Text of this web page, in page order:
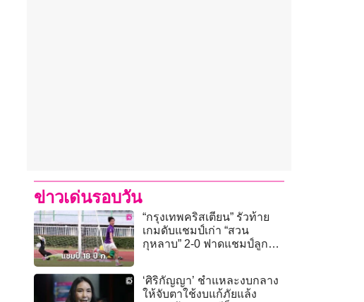
ข่าวเด่นรอบวัน
“กรุงเทพคริสเตียน” รัวท้าย
เกมดับแชมป์เก่า “สวน
กุหลาบ” 2-0 ฟาดแชมป์ลูก
‘ศิริกัญญา’ ชำแหละงบกลาง
ให้จับตาใช้งบแก้ภัยแล้ง